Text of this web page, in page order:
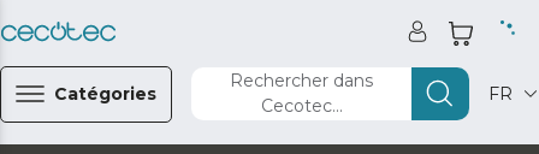
Catégories
Rechercher dans
Cecotec...
FR